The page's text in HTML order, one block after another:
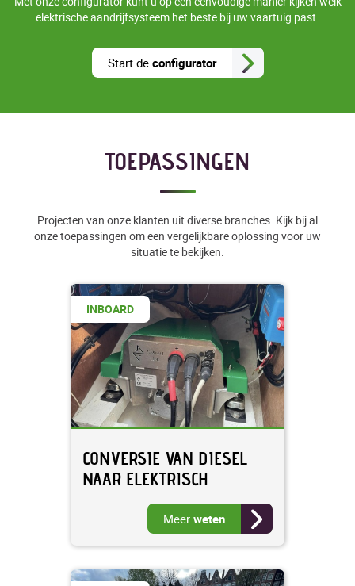
elektrische aandrijfsysteem het beste bij uw vaartuig past.
Start de configurator
TOEPASSINGEN
Projecten van onze klanten uit diverse branches. Kijk bij al
onze toepassingen om een vergelijkbare oplossing voor uw
situatie te bekijken.
INBOARD
CONVERSIE VAN DIESEL
NAAR ELEKTRISCH
Meer weten